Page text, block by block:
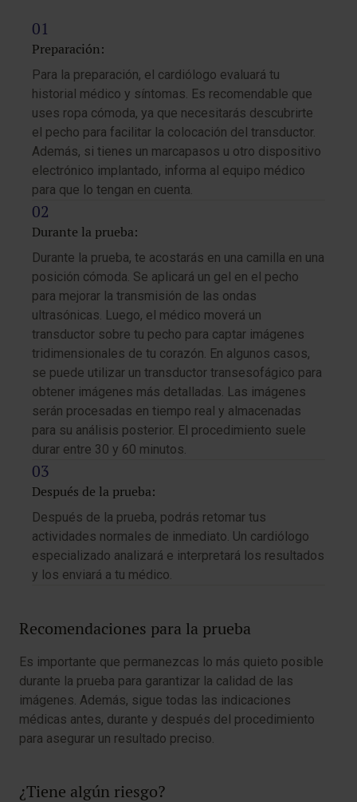
Preparación:
Para la preparación, el cardiólogo evaluará tu
historial médico y síntomas. Es recomendable que
uses ropa cómoda, ya que necesitarás descubrirte
el pecho para facilitar la colocación del transductor.
Además, si tienes un marcapasos u otro dispositivo
electrónico implantado, informa al equipo médico
para que lo tengan en cuenta.
Durante la prueba:
Durante la prueba, te acostarás en una camilla en una
posición cómoda. Se aplicará un gel en el pecho
para mejorar la transmisión de las ondas
ultrasónicas. Luego, el médico moverá un
transductor sobre tu pecho para captar imágenes
tridimensionales de tu corazón. En algunos casos,
se puede utilizar un transductor transesofágico para
obtener imágenes más detalladas. Las imágenes
serán procesadas en tiempo real y almacenadas
para su análisis posterior. El procedimiento suele
durar entre 30 y 60 minutos.
Después de la prueba:
Después de la prueba, podrás retomar tus
actividades normales de inmediato. Un cardiólogo
especializado analizará e interpretará los resultados
y los enviará a tu médico.
Recomendaciones para la prueba
Es importante que permanezcas lo más quieto posible
durante la prueba para garantizar la calidad de las
imágenes. Además, sigue todas las indicaciones
médicas antes, durante y después del procedimiento
para asegurar un resultado preciso.
¿Tiene algún riesgo?